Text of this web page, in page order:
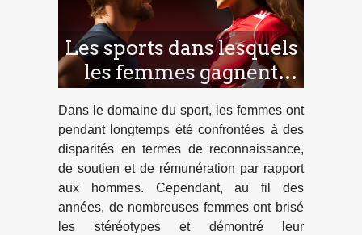
Les sports dans lesquels
les femmes gagnent
comme les hommes ou
mieux
Dans le domaine du sport, les femmes ont
pendant longtemps été confrontées à des
disparités en termes de reconnaissance,
de soutien et de rémunération par rapport
aux hommes. Cependant, au fil des
années, de nombreuses femmes ont brisé
les stéréotypes et démontré leur